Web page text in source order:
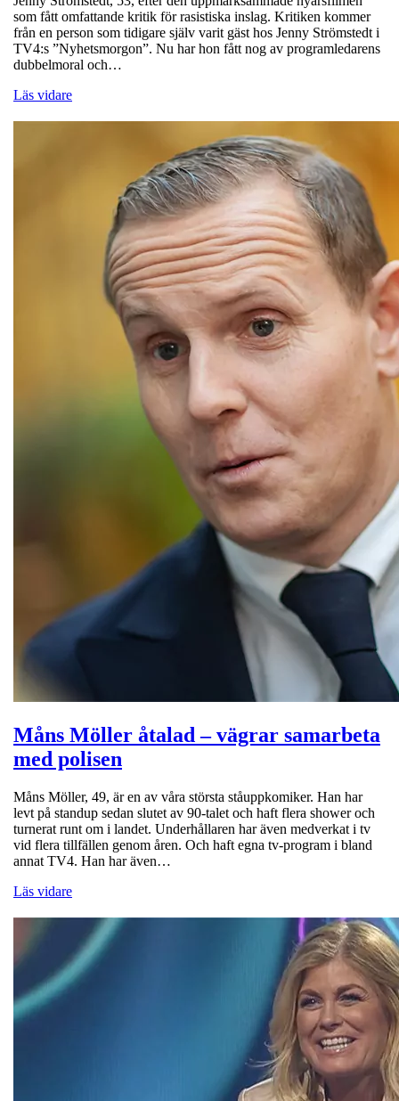
som fått omfattande kritik för rasistiska inslag. Kritiken kommer
från en person som tidigare själv varit gäst hos Jenny Strömstedt i
TV4:s ”Nyhetsmorgon”. Nu har hon fått nog av programledarens
dubbelmoral och…
Läs vidare
Måns Möller åtalad – vägrar samarbeta
med polisen
Måns Möller, 49, är en av våra största ståuppkomiker. Han har
levt på standup sedan slutet av 90-talet och haft flera shower och
turnerat runt om i landet. Underhållaren har även medverkat i tv
vid flera tillfällen genom åren. Och haft egna tv-program i bland
annat TV4. Han har även…
Läs vidare